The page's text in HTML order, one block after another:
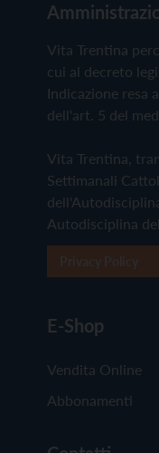
Vita Trentina
cui al decreto
Indicazione resa
dell'art. 5 del
Vita Trentina,
Settimanali
Autodisciplina
E-Shop
Vendita Online
Abbonamenti